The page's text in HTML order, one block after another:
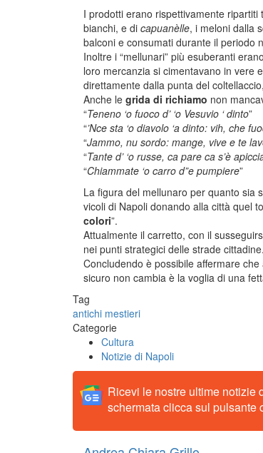
I prodotti erano rispettivamente ripartiti
bianchi, e di capuanèlle, i meloni dalla
balconi e consumati durante il periodo
Inoltre i “mellunari” più esuberanti
loro mercanzia si cimentavano in vere
direttamente dalla punta del
Anche le grida di richiamo non
“Teneno ‘o fuoco d’ ‘o Vesuvio ‘ dinto”
“’Nce sta ‘o diavolo ‘a dinto: vih, che
“Jammo, nu sordo: mange, vive e te
“Tante d’ ‘o russe, ca pare ca s’è
“Chiammate ‘o carro d”e pumpiere”
La figura del mellunaro per quanto sia
vicoli di Napoli donando alla città quel
colori”.
Attualmente il carretto, con il
nei punti strategici delle strade cittadine.
Concludendo è possibile affermare
sicuro non cambia è la voglia di una
Tag
antichi mestieri
Categorie
Cultura
Notizie di Napoli
Ricevi le nostre ultime notizie
schermata clicca sul pulsante